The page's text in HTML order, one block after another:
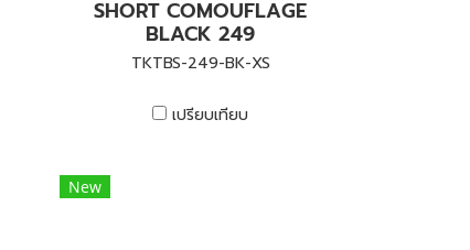
SHORT COMOUFLAGE
BLACK 249
TKTBS-249-BK-XS
เปรียบเทียบ
New